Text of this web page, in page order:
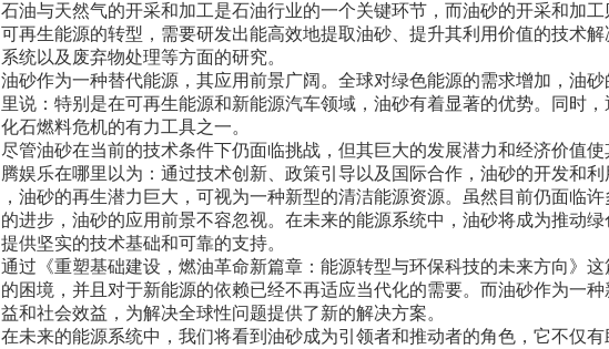
石油与天然气的开采和加工是石油行业的一个关键环节，而油砂的开采和加
可再生能源的转型，需要研发出能高效地提取油砂、提升其利用价值的技术
系统以及废弃物处理等方面的研究。
油砂作为一种替代能源，其应用前景广阔。全球对绿色能源的需求增加，油砂
里说：特别是在可再生能源和新能源汽车领域，油砂有着显著的优势。同时
化石燃料危机的有力工具之一。
尽管油砂在当前的技术条件下仍面临挑战，但其巨大的发展潜力和经济价值
腾娱乐在哪里以为：通过技术创新、政策引导以及国际合作，油砂的开发和
，油砂的再生潜力巨大，可视为一种新型的清洁能源资源。虽然目前仍面临
的进步，油砂的应用前景不容忽视。在未来的能源系统中，油砂将成为推动
提供坚实的技术基础和可靠的支持。
通过《重塑基础建设，燃油革命新篇章：能源转型与环保科技的未来方向》
的困境，并且对于新能源的依赖已经不再适应当代化的需要。而油砂作为一
益和社会效益，为解决全球性问题提供了新的解决方案。
在未来的能源系统中，我们将看到油砂成为引领者和推动者的角色，它不仅